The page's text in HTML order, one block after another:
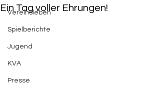
Vereinsleben
Spielberichte
Jugend
KVA
Presse
Ein Tag voller Ehrungen!